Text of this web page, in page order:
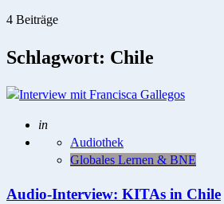
4 Beiträge
Schlagwort: Chile
Geschrieben
in
Audiothek
Globales Lernen & BNE
Audio-Interview: KITAs in Chile